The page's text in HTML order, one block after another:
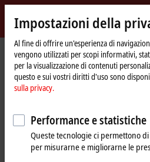
Beckhoff
-
New
Automation
Technology
Pagina
iniziale
Azienda
News
The integrated measurement technology in
Cliccando su "Accetta",
l'impostazione della privacy,
A tal proposito sei pregato di
Impostazioni della
Al fine di offrire un'esperienza di
vengono utilizzati per scopi informativi,
per la visualizzazione di contenuti
questo e sui vostri diritti d'uso sono
sulla privacy.
Performance e statistiche
Queste tecnologie ci permettono
per misurarne e migliorarne le